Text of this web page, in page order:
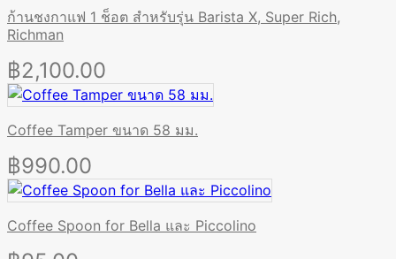
ก้านชงกาแฟ 1 ช็อต สำหรับรุ่น Barista X, Super Rich,
Richman
฿2,100.00
Coffee Tamper ขนาด 58 มม.
฿990.00
Coffee Spoon for Bella และ Piccolino